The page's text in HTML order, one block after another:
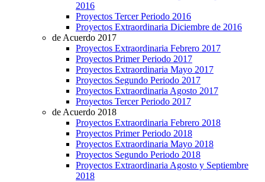
2016
Proyectos Tercer Periodo 2016
Proyectos Extraordinaria Diciembre de 2016
de Acuerdo 2017
Proyectos Extraordinaria Febrero 2017
Proyectos Primer Periodo 2017
Proyectos Extraordinaria Mayo 2017
Proyectos Segundo Periodo 2017
Proyectos Extraordinaria Agosto 2017
Proyectos Tercer Periodo 2017
de Acuerdo 2018
Proyectos Extraordinaria Febrero 2018
Proyectos Primer Periodo 2018
Proyectos Extraordinaria Mayo 2018
Proyectos Segundo Periodo 2018
Proyectos Extraordinaria Agosto y Septiembre
2018